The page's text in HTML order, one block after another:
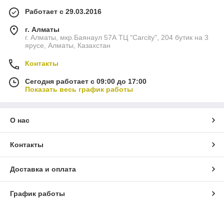
Работает с 29.03.2016
г. Алматы
г. Алматы, мкр.Баянаул 57А ТЦ "Carcity", 204 бутик на 3
ярусе, Алматы, Казахстан
Контакты
Сегодня работает с 09:00 до 17:00
Показать весь график работы
О нас
Контакты
Доставка и оплата
График работы